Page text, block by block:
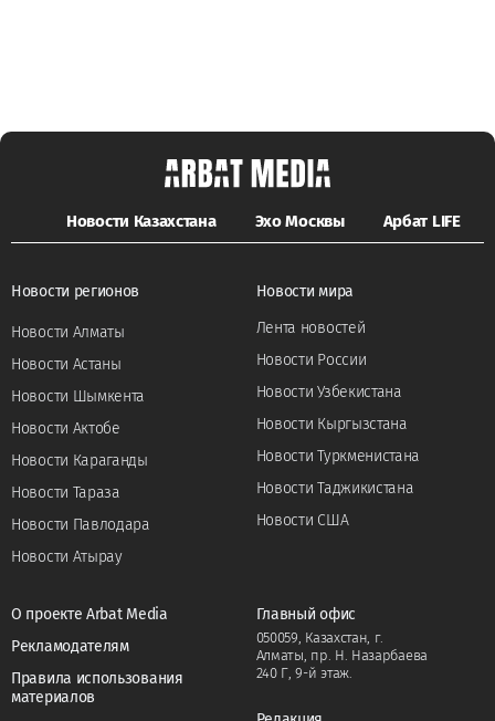
Новости Казахстана Эхо Москвы Арбат LIFE
Новости регионов
Новости Алматы
Новости Астаны
Новости Шымкента
Новости Актобе
Новости Караганды
Новости Тараза
Новости Павлодара
Новости Атырау
Новости мира
Лента новостей
Новости России
Новости Узбекистана
Новости Кыргызстана
Новости Туркменистана
Новости Таджикистана
Новости США
О проекте Arbat Media
Рекламодателям
Правила использования
материалов
Главный офис
050059, Казахстан, г.
Алматы, пр. Н. Назарбаева
240 Г, 9-й этаж.